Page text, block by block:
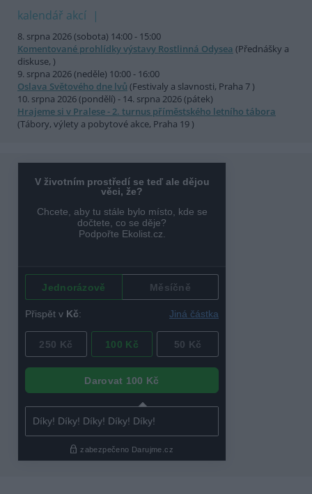
kalendář akcí
8. srpna 2026 (sobota) 14:00 - 15:00
Komentované prohlídky výstavy Rostlinná Odysea (Přednášky a
diskuse, )
9. srpna 2026 (neděle) 10:00 - 16:00
Oslava Světového dne lvů (Festivaly a slavnosti, Praha 7 )
10. srpna 2026 (pondělí) - 14. srpna 2026 (pátek)
Hrajeme si v Pralese - 2. turnus příměstského letního tábora
(Tábory, výlety a pobytové akce, Praha 19 )